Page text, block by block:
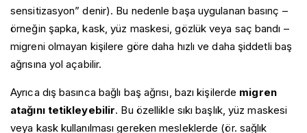
sensitizasyon” denir). Bu nedenle başa uygulanan basınç –
örneğin şapka, kask, yüz maskesi, gözlük veya saç bandı –
migreni olmayan kişilere göre daha hızlı ve daha şiddetli baş
ağrısına yol açabilir.
Ayrıca dış basınca bağlı baş ağrısı, bazı kişilerde migren
atağını tetikleyebilir. Bu özellikle sıkı başlık, yüz maskesi
veya kask kullanılması gereken mesleklerde (ör. sağlık